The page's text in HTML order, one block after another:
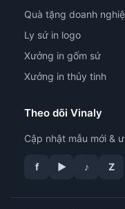
Quà tặng doanh
Ly sứ in logo
Xưởng in gốm sứ
Xưởng in thủy tinh
Theo dõi Vinaly
Cập nhật mẫu mới &
f ▶ ♪ Z